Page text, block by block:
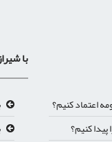
اعتماد کنیم؟
کنیم؟
با